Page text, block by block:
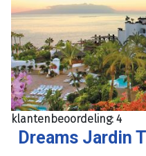
klantenbeoordeling: 4
Dreams Jardin